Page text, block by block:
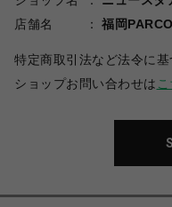
店舗名
福岡PARCO
特定商取引法など法令に基
ショップお問い合わせは